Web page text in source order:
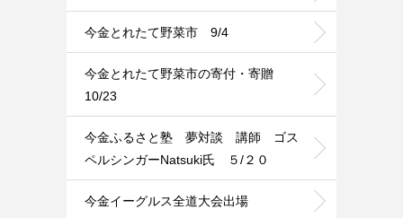
今金とれたて野菜市 9/4
今金とれたて野菜市の寄付・寄贈
10/23
今金ふるさと塾 夢対談 講師 ゴス
ペルシンガーNatsuki氏 ５/２０
今金イーグルス全道大会出場